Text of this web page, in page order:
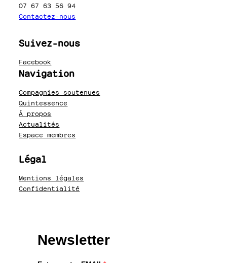
07 67 63 56 94
Contactez-nous
Suivez-nous
Facebook
Navigation
Compagnies soutenues
Quintessence
À propos
Actualités
Espace membres
Légal
Mentions légales
Confidentialité
Newsletter